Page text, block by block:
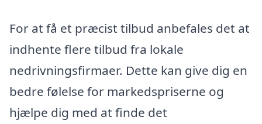
For at få et præcist tilbud anbefales det at
indhente flere tilbud fra lokale
nedrivningsfirmaer. Dette kan give dig en
bedre følelse for markedspriserne og
hjælpe dig med at finde det